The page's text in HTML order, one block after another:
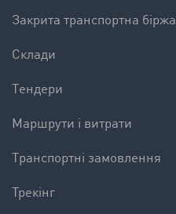
Закрита транспортна біржа
Склади
Tендери
Mаршрути і витрати
Tранспортні замовлення
Трекінг